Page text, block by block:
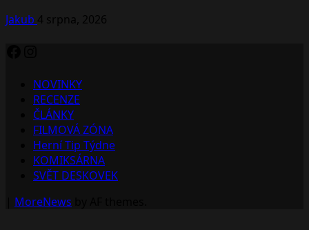
Jakub 4 srpna, 2026
Facebook
Instagram
NOVINKY
RECENZE
ČLÁNKY
FILMOVÁ ZÓNA
Herní Tip Týdne
KOMIKSÁRNA
SVĚT DESKOVEK
MoreNews